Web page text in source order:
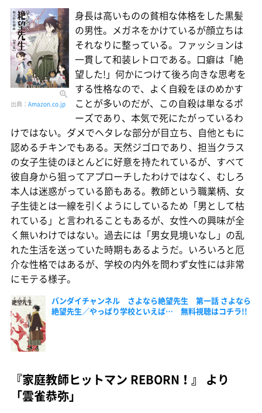
出典： Amazon.co.jp
身長は高いものの貧相な体格をした黒髪
の男性。メガネをかけているが顔立ちは
それなりに整っている。ファッションは
一貫して和装レトロである。口癖は「絶
望した!」何かにつけて後ろ向きな思考を
する性格なので、よく自殺をほのめかす
ことが多いのだが、この自殺は単なるポ
ーズであり、本気で死にたがっているわ
けではない。ダメでヘタレな部分が目立ち、自他ともに
認めるチキンでもある。天然ジゴロであり、担当クラス
の女子生徒のほとんどに好意を持たれているが、すべて
彼自身から狙ってアプローチしたわけではなく、むしろ
本人は迷惑がっている節もある。教師という職業柄、女
子生徒とは一線を引くようにしているため「男として枯
れている」と言われることもあるが、女性への興味が全
く無いわけではない。過去には「男女見境いなし」の乱
れた生活を送っていた時期もあるようだ。いろいろと厄
介な性格ではあるが、学校の内外を問わず女性には非常
にモテる様子。
バンダイチャンネル さよなら絶望先生 第一話 さよなら
絶望先生／やっぱり学校といえば… 無料視聴はコチラ!!
『家庭教師ヒットマン REBORN！』 より
「雲雀恭弥」